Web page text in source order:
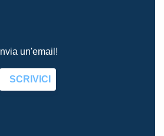
Invia un'email!
SCRIVICI